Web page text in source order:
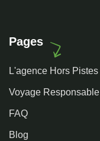
Pages
L'agence Hors Pistes
Voyage Responsable
FAQ
Blog